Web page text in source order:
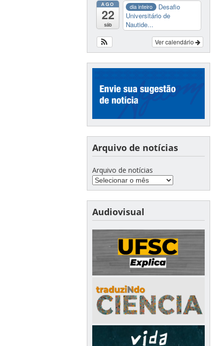
AGO
22
sáb
dia inteiro
Desafio
Universitário de
Nautide...
Ver calendário
Arquivo de notícias
Arquivo de notícias
Audiovisual